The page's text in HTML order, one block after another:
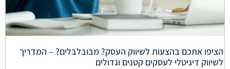
הציפו אתכם בהצעות לשיווק העסק? מבובלבלים? – המדריך
לשיווק דיגיטלי לעסקים קטנים וגדולים